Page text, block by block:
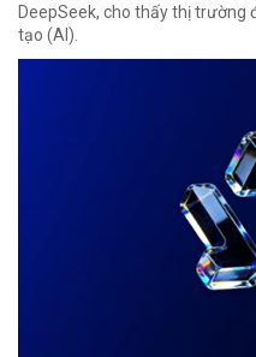
DeepSeek, cho thấy thị trường
tạo (AI).